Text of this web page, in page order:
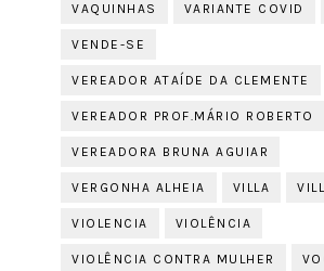
VAQUINHAS VARIANTE COVID
VENDE-SE
VEREADOR ATAÍDE DA CLEMENTE
VEREADOR PROF.MÁRIO ROBERTO
VEREADORA BRUNA AGUIAR
VERGONHA ALHEIA VILLA
VIOLENCIA VIOLÊNCIA
VIOLÊNCIA CONTRA MULHER